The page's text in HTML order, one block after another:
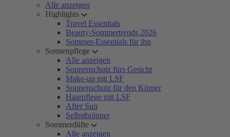
Alle anzeigen
Highlights
Travel Essentials
Beauty-Sommertrends 2026
Sommer-Essentials für ihn
Sonnenpflege
Alle anzeigen
Sonnenschutz fürs Gesicht
Make-up mit LSF
Sonnenschutz für den Körper
Haarpflege mit LSF
After Sun
Selbstbräuner
Sommerdüfte
Alle anzeigen